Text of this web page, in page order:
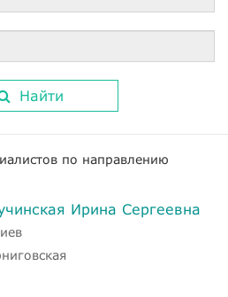
Найти
по направлению
Ирина Сергеевна